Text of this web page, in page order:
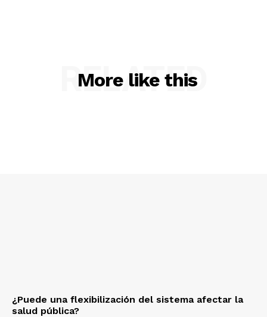
More like this
RELATED
¿Puede una flexibilización del sistema afectar la
salud pública?